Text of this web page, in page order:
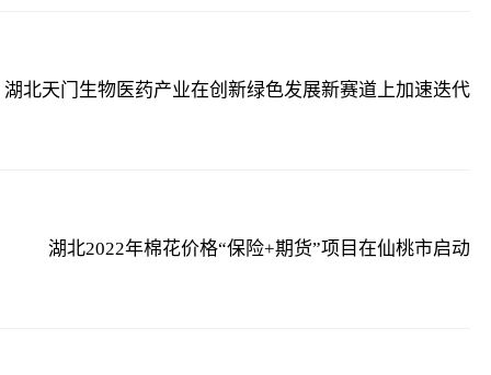
湖北天门生物医药产业在创新绿色发展新赛道上加速迭代
湖北2022年棉花价格“保险+期货”项目在仙桃市启动